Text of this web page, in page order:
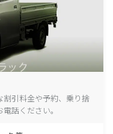
割引料金や予約、乗り捨
話ください。